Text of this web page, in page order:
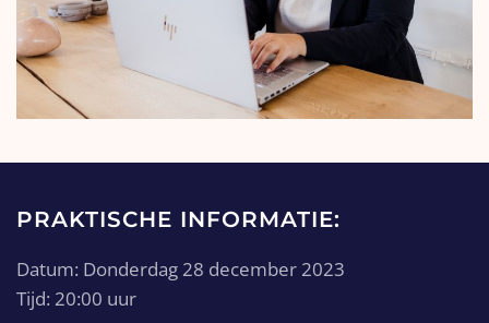
PRAKTISCHE INFORMATIE:
Datum: Donderdag 28 december 2023
Tijd: 20:00 uur